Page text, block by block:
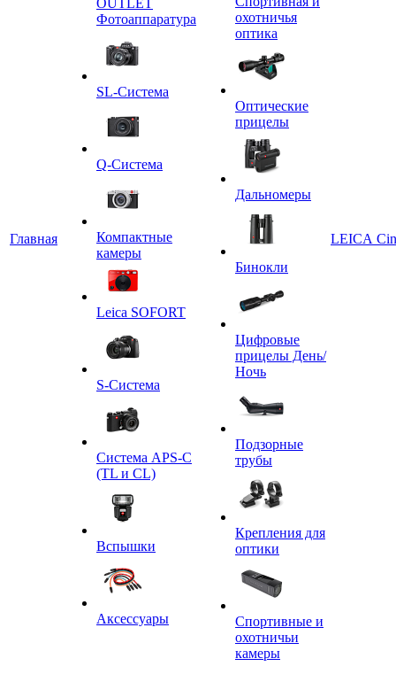
Главная
OUTLET
Фотоаппаратура
SL-Система
Q-Cистема
Компактные
камеры
Leica SOFORT
S-Система
Система APS-C
(TL и CL)
Вспышки
Аксессуары
охотничья
оптика
Оптические
прицелы
Дальномеры
Бинокли
Цифровые
прицелы День/
Ночь
Подзорные
трубы
Крепления для
оптики
Спортивные и
охотничьи
камеры
LEICA